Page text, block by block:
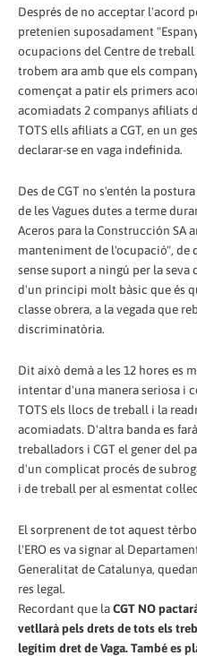
Després de no acceptar l'acord
pretenien suposadament
ocupacions del Centre de
trobem ara amb que els
començat a patir els primers
acomiadats 2 companys afiliats
TOTS ells afiliats a CGT, en un
declarar-se en vaga indefinida.
Des de CGT no s'entén la
de les Vagues dutes a terme
Aceros para la Construcción SA
manteniment de l'ocupació", de
sense suport a ningú per la
d'un principi molt bàsic que és
classe obrera, a la vegada que
discriminatòria.
Dit això demà a les 12 hores es
intentar d'una manera seriosa i
TOTS els llocs de treball i la
acomiadats. D'altra banda es
treballadors i CGT el gener del
d'un complicat procés de
i de treball per al esmentat
El sorprenent de tot aquest
l'ERO es va signar al
Generalitat de Catalunya,
res legal.
Recordant que laCGT NO
vetllarà pels drets de tots els
legítim dret de Vaga. També es